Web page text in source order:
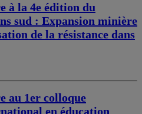
à la 4e édition du
sud : Expansion minière
de la résistance dans
au 1er colloque
en éducation